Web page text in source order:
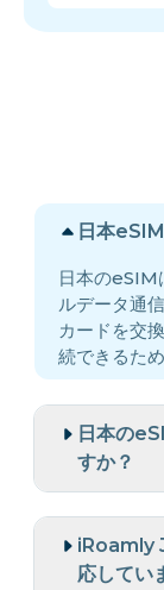
日本
日本のeSIM
ルデータ通
カードを交
続できるた
日本の
すか？
iRoamly
応してい